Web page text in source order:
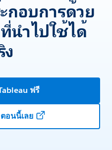
กอบการด้วย
นำไปใช้ได้
ง
ฟรี
อนนี้เลย